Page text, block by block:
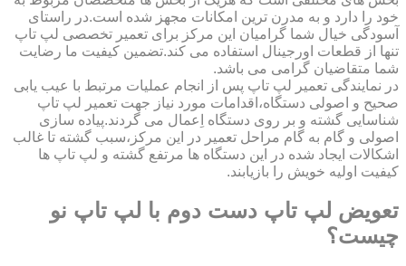
خود را دارد و به مدرن ترین امکانات مجهز شده است.در راستای
آسودگی خیال شما گرامیان این مرکز برای تعمیر تخصصی لپ تاپ
تنها از قطعات اورجینال استفاده می کند.تضمین کیفیت ما رضایت
شما متقاضیان گرامی می باشد.
در نمایندگی تعمیر لپ تاپ پس از انجام عملیات مرتبط با عیب یابی
صحیح و اصولی دستگاه،اقدامات مورد نیاز جهت تعمیر لپ تاپ
شناسایی گشته و بر روی دستگاه اِعمال می گردند.پیاده سازی
اصولی و گام به گام مراحل تعمیر در این مرکز،سبب گشته تا غالب
اشکالات ایجاد شده در این دستگاه ها مرتفع گشته و لپ تاپ ها
کیفیت اولیه خویش را بازیابند.
تعویض لپ تاپ دست دوم با لپ تاپ نو
چیست؟